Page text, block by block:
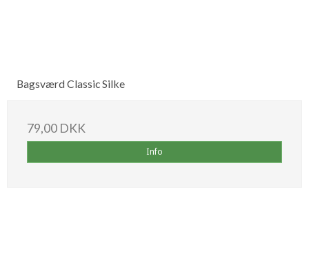
Bagsværd Classic Silke
79,00 DKK
Info